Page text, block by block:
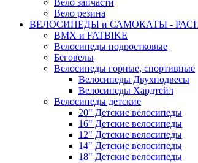
Вело запчасти
Вело резина
ВЕЛОСИПЕДЫ и САМОКАТЫ -
BMX и FATBIKE
Велосипеды подростковые
Беговелы
Велосипеды горные, спортивные
Велосипеды Двухподвесы
Велосипеды Хардтейл
Велосипеды детские
20" Детские велосипеды
16" Детские велосипеды
12" Детские велосипеды
14" Детские велосипеды
18" Детские велосипеды